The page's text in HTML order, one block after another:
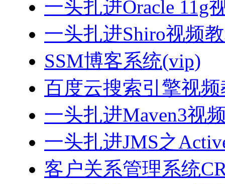
一头扎进Oracle 11g
一头扎进Shiro视频
SSM博客系统(vip)
百度云搜索引擎视
一头扎进Maven3视
一头扎进JMS之
客户关系管理系统